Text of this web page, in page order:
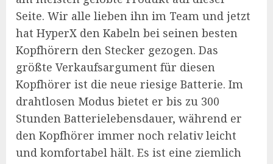
Seite. Wir alle lieben ihn im Team und jetzt
hat HyperX den Kabeln bei seinen besten
Kopfhörern den Stecker gezogen. Das
größte Verkaufsargument für diesen
Kopfhörer ist die neue riesige Batterie. Im
drahtlosen Modus bietet er bis zu 300
Stunden Batterielebensdauer, während er
den Kopfhörer immer noch relativ leicht
und komfortabel hält. Es ist eine ziemlich